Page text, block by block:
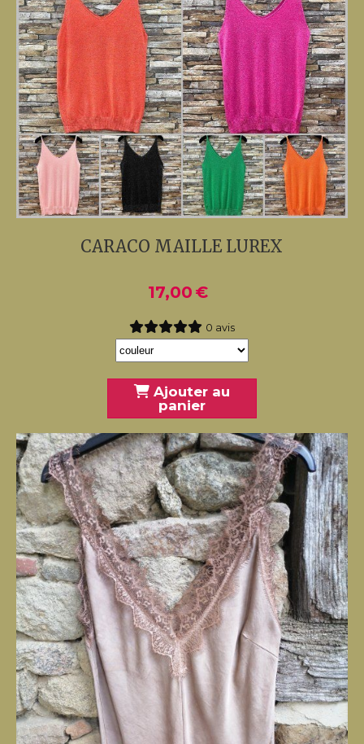
CARACO MAILLE LUREX
17,00 €
0 avis
Ajouter au
panier